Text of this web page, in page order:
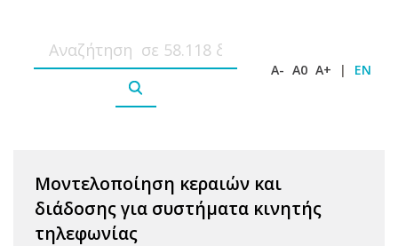
A- A0 A+ | EN
Μοντελοποίηση κεραιών και
διάδοσης για συστήματα κινητής
τηλεφωνίας